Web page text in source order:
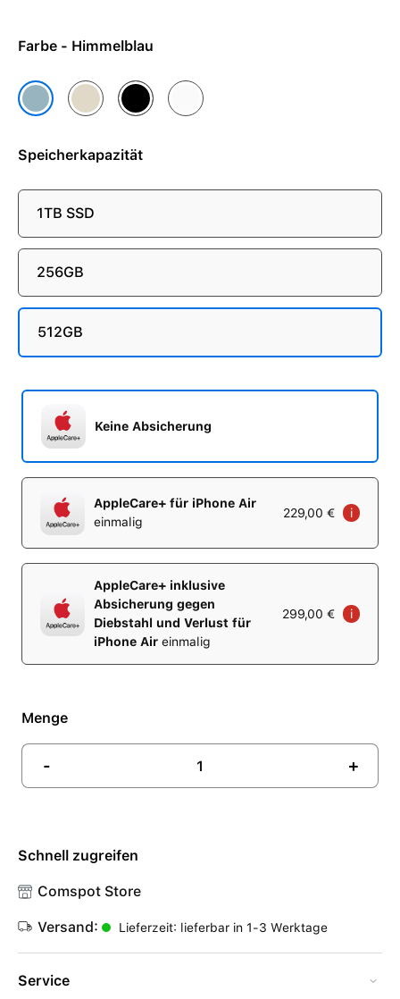
Farbe - Himmelblau
HimmelblauLichtgoldSchwarzWolkenweiß
Speicherkapazität
1TB SSD
256GB
512GB
Keine Absicherung
AppleCare+ für iPhone Air
einmalig
229,00 € i
AppleCare+ inklusive
Absicherung gegen
Diebstahl und Verlust für
iPhone Air einmalig
299,00 € i
Menge
- +
Schnell zugreifen
Comspot Store
Versand: Lieferzeit: lieferbar in 1-3 Werktage
Service